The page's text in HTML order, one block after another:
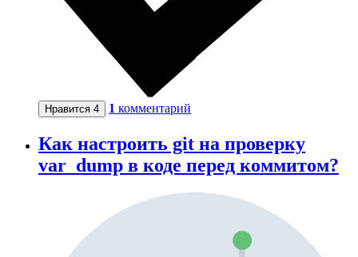
Нравится 4 1 комментарий
Как настроить git на проверку
var_dump в коде перед коммитом?